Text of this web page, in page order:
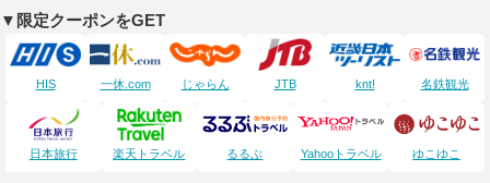
▼限定クーポンをGET
HIS 一休.com じゃらん JTB knt! 名鉄観光
日本旅行 楽天トラベル るるぶ Yahooトラベル ゆこゆこ